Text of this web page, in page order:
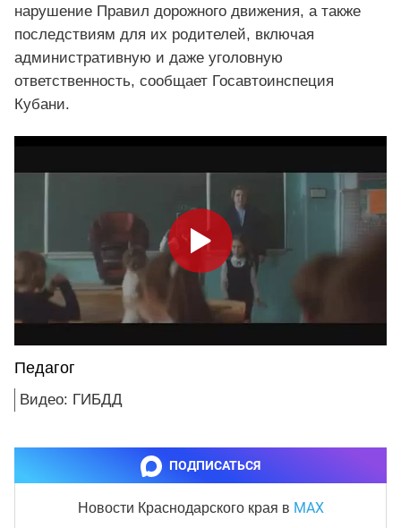
нарушение Правил дорожного движения, а также
последствиям для их родителей, включая
административную и даже уголовную
ответственность, сообщает Госавтоинспеция
Кубани.
Педагог
Видео: ГИБДД
ПОДПИСАТЬСЯ
Новости Краснодарского края в MAX